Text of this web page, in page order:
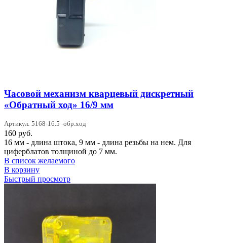
Часовой механизм кварцевый дискретный
«Обратный ход» 16/9 мм
Артикул: 5168-16.5 -обр.ход
160 руб.
16 мм - длина штока, 9 мм - длина резьбы на нем. Для
циферблатов толщиной до 7 мм.
В список желаемого
В корзину
Быстрый просмотр